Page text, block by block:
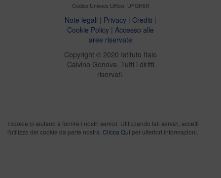
Codice Univoco Ufficio: UFGH6R
Note legali | Privacy | Crediti |
Cookie Policy | Accesso alle
aree riservate
Copyright © 2020 Istituto Italo
Calvino Genova. Tutti i diritti
riservati.
I cookie ci aiutano a fornire i nostri servizi. Utilizzando tali servizi, accetti
l'utilizzo dei cookie da parte nostra. Clicca Qui per ulteriori informazioni.